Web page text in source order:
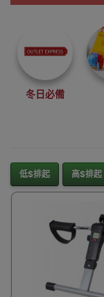
我們每月會固
尋找最更新、
潮、有特色而
優惠的優質產
品，從用家的
度為你帶來你
最好選擇。
冬日必備
低$排起 高$排起